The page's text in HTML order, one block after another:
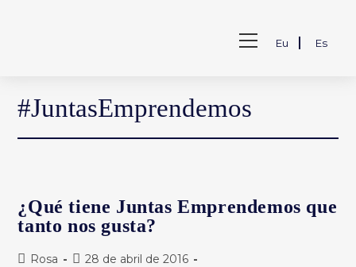
Ver
menú
Eu Es
#JuntasEmprendemos
¿Qué tiene Juntas Emprendemos que
tanto nos gusta?
Autor
Rosa
Publicación
28 de abril de 2016